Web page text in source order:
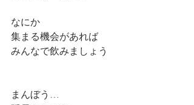
なにか
集まる機会があれば
みんなで飲みましょう
まんぼう…